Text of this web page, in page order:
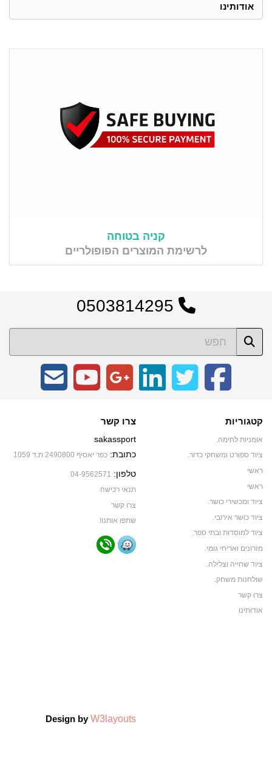
אודותינו
קניה בטוחה
לרשימת המוצרים הפופולריים
קטגוריות
אומניות לחימה.
ציוד ספורט ומשחקי כדור.
ראשי
ראשי
ציוד ומכשירי כושר.
ציוד כושר אירובי.
ציוד למוסדות ובתי ספר.
מזרונים ואריחי גומי.
ציוד שחייה וצלילה.
שולחנות משחק.
צרו קשר
אודותינו
צרו קשר
sakassport
כתובת: כפר יאסיף 2490800 ת.ד 1059
טלפון: 04-9562571
תנאי רכישה
צרו קשר
שתפו אותנו!
Design byW3layouts